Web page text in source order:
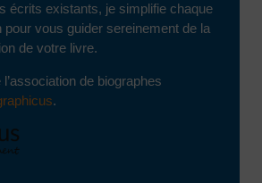
écrits existants, je simplifie chaque
pour vous guider sereinement de la
de votre livre.
de biographes
.